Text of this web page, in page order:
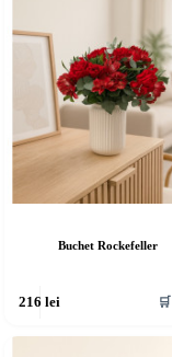
Buchet Rockefeller
216lei 🛒